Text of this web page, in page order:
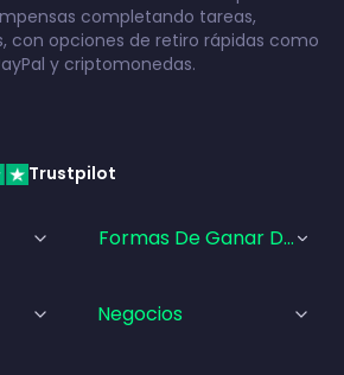
completando tareas,
con opciones de retiro rápidas como
y criptomonedas.
Trustpilot
Formas De Ganar Dinero
Negocios